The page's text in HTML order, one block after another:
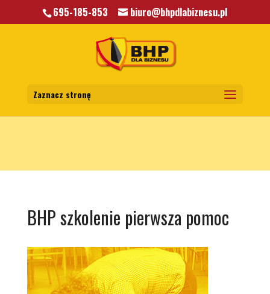
: A non-numeric value encountered in
/home/klient.dhosting.pl/mkkrawczyk/bhpdlabiznesu.pl/public_html/wp-
content/themes/bhp/functions.phpon line5806
695-185-853 biuro@bhpdlabiznesu.pl
Zaznacz stronę
BHP szkolenie pierwsza pomoc